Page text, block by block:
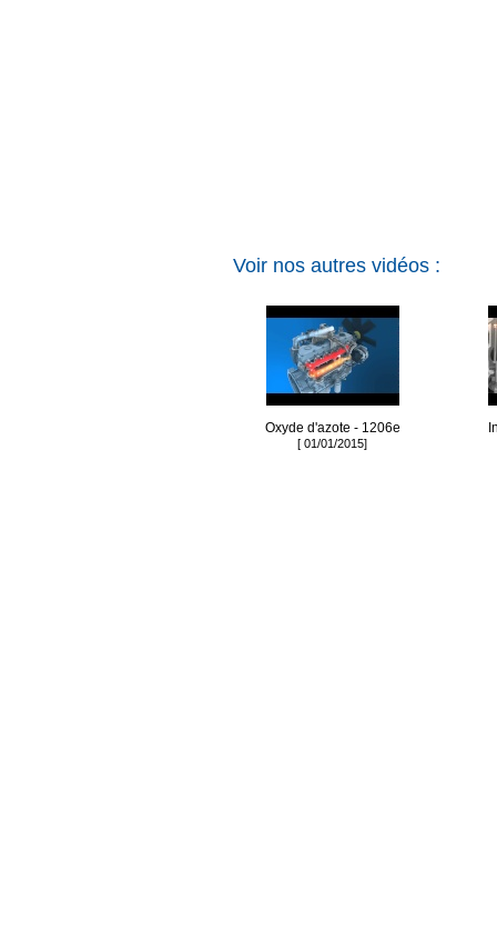
Voir nos autres vidéos :
Oxyde d'azote - 1206e
[ 01/01/2015]